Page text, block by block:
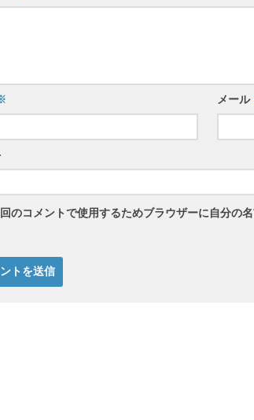
メール
のコメントで使用するためブラウザーに自分の